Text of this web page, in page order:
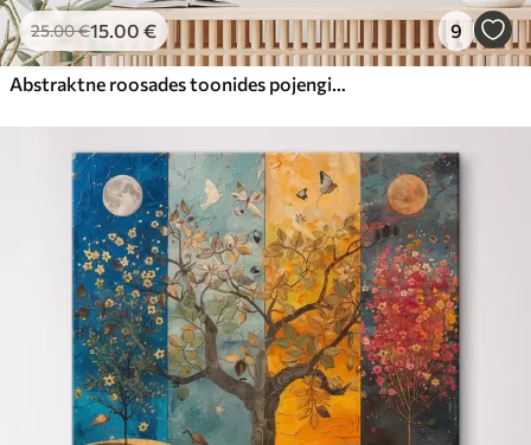
25.00€15.00 € 9
Abstraktne roosades toonides pojengide kimp